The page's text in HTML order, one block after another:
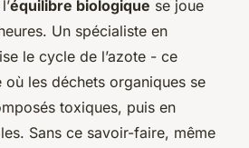
équilibre biologique se joue
Un spécialiste en
le cycle de l’azote - ce
où les déchets organiques se
toxiques, puis en
Sans ce savoir-faire, même